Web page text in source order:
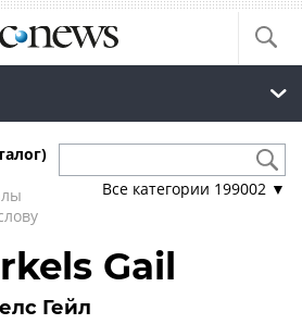
Все категории 199002 ▼
Gail
Гейл